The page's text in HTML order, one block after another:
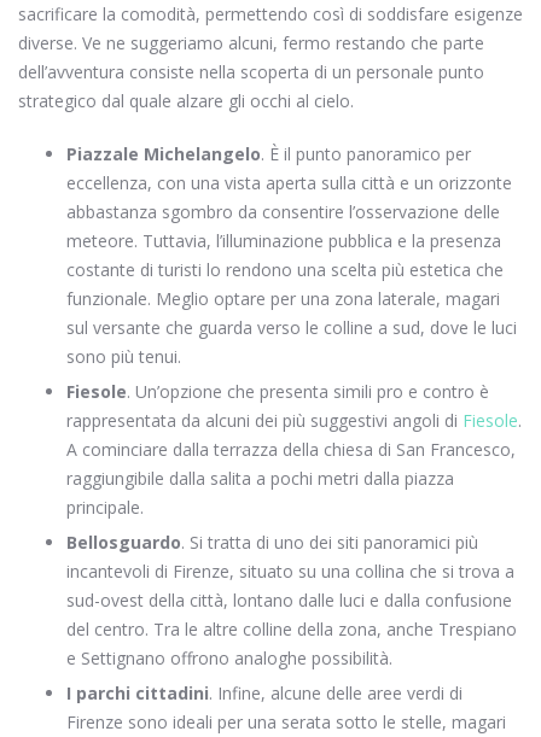
sacrificare la comodità, permettendo così di soddisfare esigenze
diverse. Ve ne suggeriamo alcuni, fermo restando che parte
dell’avventura consiste nella scoperta di un personale punto
strategico dal quale alzare gli occhi al cielo.
Piazzale Michelangelo. È il punto panoramico per
eccellenza, con una vista aperta sulla città e un orizzonte
abbastanza sgombro da consentire l’osservazione delle
meteore. Tuttavia, l’illuminazione pubblica e la presenza
costante di turisti lo rendono una scelta più estetica che
funzionale. Meglio optare per una zona laterale, magari
sul versante che guarda verso le colline a sud, dove le luci
sono più tenui.
Fiesole. Un’opzione che presenta simili pro e contro è
rappresentata da alcuni dei più suggestivi angoli di Fiesole.
A cominciare dalla terrazza della chiesa di San Francesco,
raggiungibile dalla salita a pochi metri dalla piazza
principale.
Bellosguardo. Si tratta di uno dei siti panoramici più
incantevoli di Firenze, situato su una collina che si trova a
sud-ovest della città, lontano dalle luci e dalla confusione
del centro. Tra le altre colline della zona, anche Trespiano
e Settignano offrono analoghe possibilità.
I parchi cittadini. Infine, alcune delle aree verdi di
Firenze sono ideali per una serata sotto le stelle, magari